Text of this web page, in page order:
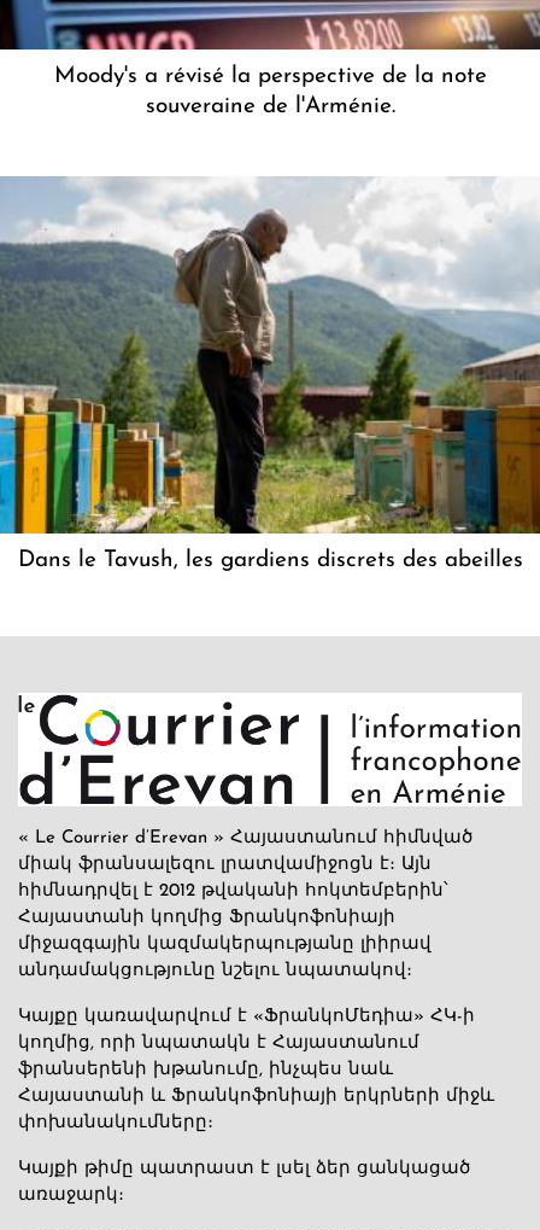
Moody's a révisé la perspective de la note
souveraine de l'Arménie.
Dans le Tavush, les gardiens discrets des abeilles
« Le Courrier d’Erevan » Հայաստանում հիմնված
միակ ֆրանսալեզու լրատվամիջոցն է։ Այն
հիմնադրվել է 2012 թվականի հոկտեմբերին՝
Հայաստանի կողմից Ֆրանկոֆոնիայի
միջազգային կազմակերպությանը լիիրավ
անդամակցությունը նշելու նպատակով։
Կայքը կառավարվում է «ՖրանկոՄեդիա» ՀԿ-ի
կողմից, որի նպատակն է Հայաստանում
ֆրանսերենի խթանումը, ինչպես նաև
Հայաստանի և Ֆրանկոֆոնիայի երկրների միջև
փոխանակումները։
Կայքի թիմը պատրաստ է լսել ձեր ցանկացած
առաջարկ։